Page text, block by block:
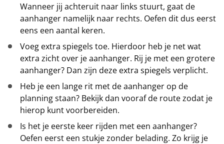
Wanneer jij achteruit naar links stuurt, gaat de
aanhanger namelijk naar rechts. Oefen dit dus eerst
eens een aantal keren.
Voeg extra spiegels toe. Hierdoor heb je net wat
extra zicht over je aanhanger. Rij je met een grotere
aanhanger? Dan zijn deze extra spiegels verplicht.
Heb je een lange rit met de aanhanger op de
planning staan? Bekijk dan vooraf de route zodat je
hierop kunt voorbereiden.
Is het je eerste keer rijden met een aanhanger?
Oefen eerst een stukje zonder belading. Zo krijg je